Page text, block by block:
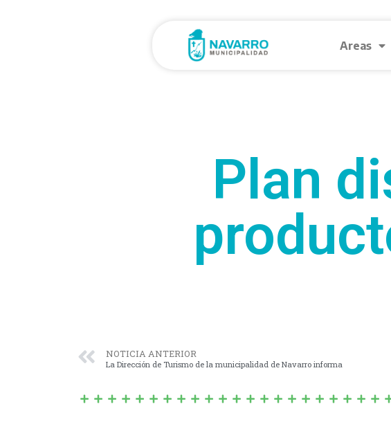
Areas
Plan
NOTICIA ANTERIOR
La Dirección de Turismo de la municipalidad de Navarro informa